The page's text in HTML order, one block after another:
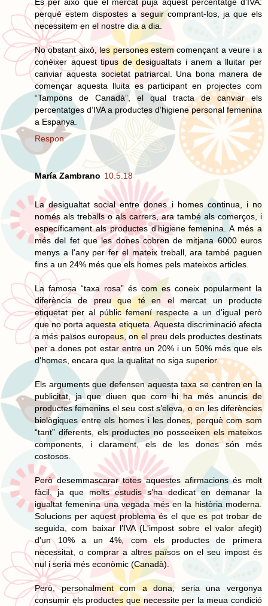
perquè estem dispostes a seguir comprant-los, ja que els
necessitem en el nostre dia a dia.
No obstant això, les persones estem començant a veure i a
conéixer aquest tipus de desigualtats i anem a lluitar per
canviar aquesta societat patriarcal. Una bona manera de
començar aquesta lluita es participant en projectes com
“Tampons de Canadà”, el qual tracta de canviar els
percentatges d’IVA a productes d’higiene personal femenina
a Espanya.
Respon
María Zambrano 10.5.18
La desigualtat social entre dones i homes continua, i no
només als treballs o als carrers, ara també als comerços, i
específicament als productes d'higiene femenina. A més a
més del fet que les dones cobren de mitjana 6000 euros
menys a l'any per fer el mateix treball, ara també paguen
fins a un 24% més que els homes pels mateixos articles.
La famosa “taxa rosa” és com es coneix popularment la
diferència de preu que té en el mercat un producte
etiquetat per al públic femení respecte a un d'igual però
que no porta aquesta etiqueta. Aquesta discriminació afecta
a més països europeus, on el preu dels productes destinats
per a dones pot estar entre un 20% i un 50% més que els
d'homes, encara que la qualitat no siga superior.
Els arguments que defensen aquesta taxa se centren en la
publicitat, ja que diuen que com hi ha més anuncis de
productes femenins el seu cost s’eleva, o en les diferències
biològiques entre els homes i les dones, perquè com som
“tant” diferents, els productes no posseeixen els mateixos
components, i clarament, els de les dones són més
costosos.
Però desemmascarar totes aquestes afirmacions és molt
fàcil, ja que molts estudis s’ha dedicat en demanar la
igualtat femenina una vegada més en la història moderna.
Solucions per aquest problema és el que es pot trobar de
seguida, com baixar l’IVA (L'impost sobre el valor afegit)
d’un 10% a un 4%, com els productes de primera
necessitat, o comprar a altres països on el seu impost és
nul i seria més econòmic (Canadà).
Però, personalment com a dona, seria una vergonya
consumir els productes que necessite per la meua condició